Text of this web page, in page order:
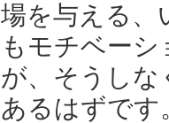
場を与える、
もモチベー
が、そうしな
あるはずです